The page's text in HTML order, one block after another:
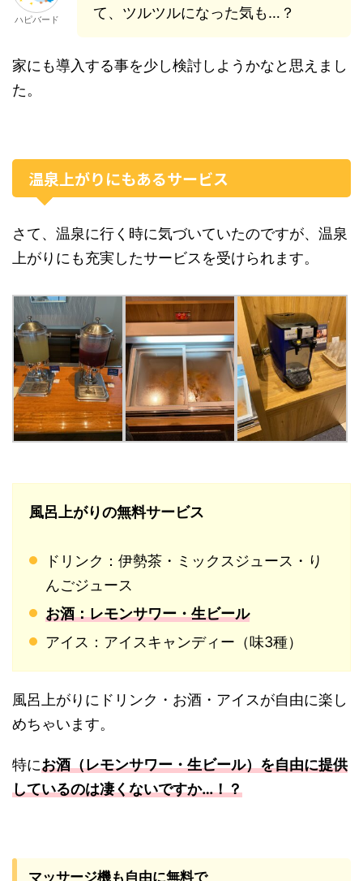
ハピバード て、ツルツルになった気も…？
家にも導入する事を少し検討しようかなと思えまし
た。
温泉上がりにもあるサービス
さて、温泉に行く時に気づいていたのですが、温泉
上がりにも充実したサービスを受けられます。
風呂上がりの無料サービス
ドリンク：伊勢茶・ミックスジュース・り
んごジュース
お酒：レモンサワー・生ビール
アイス：アイスキャンディー（味3種）
風呂上がりにドリンク・お酒・アイスが自由に楽し
めちゃいます。
特にお酒（レモンサワー・生ビール）を自由に提供
しているのは凄くないですか…！？
マッサージ機も自由に無料で